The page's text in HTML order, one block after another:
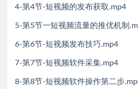
4-第4节-短视频的发布获取.mp4
5-第5节一短视频流量的推优机制
6-第6节-短视频发布技巧.mp4
7-第7节-短视频软件采集.mp4
8-第8节-短视频软件操作第二步